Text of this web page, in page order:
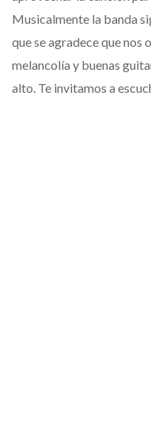
Musicalmente la banda
que se agradece que nos
melancolía y buenas
alto. Te invitamos a